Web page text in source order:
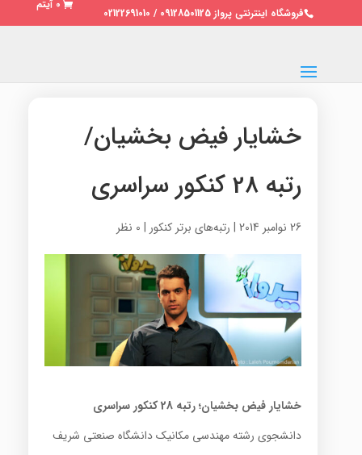
فروشگاه اینترنتی پرواز 09128501125 / 02122691010
0 آیتم
خشایار فیض بخشیان/
رتبه 28 کنکور سراسری
26 نوامبر 2014 | رتبه‌های برتر کنکور | 0 نظر
خشایار فیض بخشیان؛ رتبه 28 کنکور سراسری
دانشجوی رشته مهندسی مکانیک دانشگاه صنعتی شریف